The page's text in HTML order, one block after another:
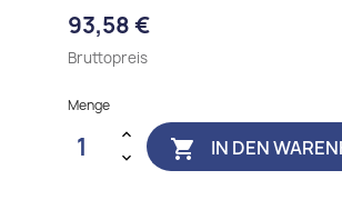
93,58 €
Bruttopreis
Menge
 IN DEN